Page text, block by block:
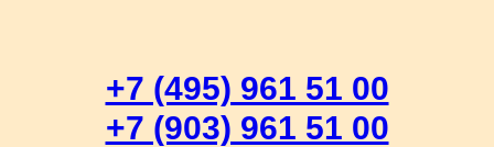
+7 (495) 961 51 00
+7 (903) 961 51 00